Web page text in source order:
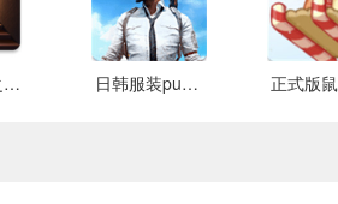
冒险逃亡之谜 推荐 日韩服装pubg 好玩的